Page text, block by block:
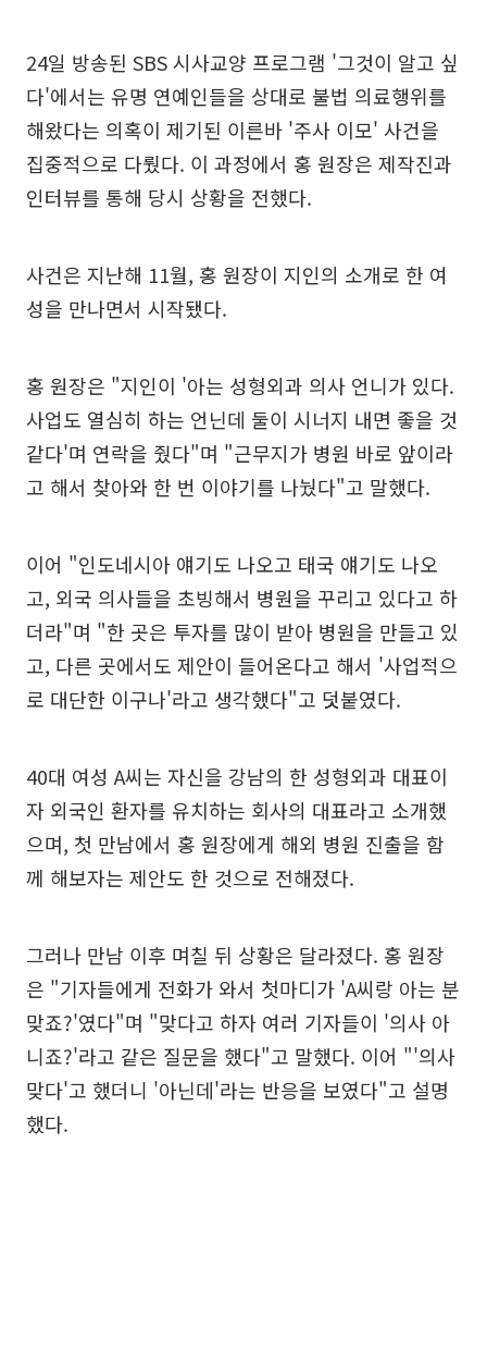
24일 방송된 SBS 시사교양 프로그램 '그것이 알고 싶
다'에서는 유명 연예인들을 상대로 불법 의료행위를
해왔다는 의혹이 제기된 이른바 '주사 이모' 사건을
집중적으로 다뤘다. 이 과정에서 홍 원장은 제작진과
인터뷰를 통해 당시 상황을 전했다.
사건은 지난해 11월, 홍 원장이 지인의 소개로 한 여
성을 만나면서 시작됐다.
홍 원장은 "지인이 '아는 성형외과 의사 언니가 있다.
사업도 열심히 하는 언닌데 둘이 시너지 내면 좋을 것
같다'며 연락을 줬다"며 "근무지가 병원 바로 앞이라
고 해서 찾아와 한 번 이야기를 나눴다"고 말했다.
이어 "인도네시아 얘기도 나오고 태국 얘기도 나오
고, 외국 의사들을 초빙해서 병원을 꾸리고 있다고 하
더라"며 "한 곳은 투자를 많이 받아 병원을 만들고 있
고, 다른 곳에서도 제안이 들어온다고 해서 '사업적으
로 대단한 이구나'라고 생각했다"고 덧붙였다.
40대 여성 A씨는 자신을 강남의 한 성형외과 대표이
자 외국인 환자를 유치하는 회사의 대표라고 소개했
으며, 첫 만남에서 홍 원장에게 해외 병원 진출을 함
께 해보자는 제안도 한 것으로 전해졌다.
그러나 만남 이후 며칠 뒤 상황은 달라졌다. 홍 원장
은 "기자들에게 전화가 와서 첫마디가 'A씨랑 아는 분
맞죠?'였다"며 "맞다고 하자 여러 기자들이 '의사 아
니죠?'라고 같은 질문을 했다"고 말했다. 이어 "'의사
맞다'고 했더니 '아닌데'라는 반응을 보였다"고 설명
했다.